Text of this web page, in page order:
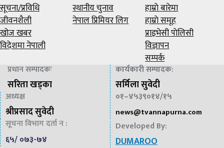
सूचना/प्रविधि
जीवनशैली
खोज खबर
विदेशमा नेपाली
स्थानीय चुनाव
नेपाल प्रिमियर लिग
हाम्राे बारेमा
हाम्राे समूह
प्राइभेसी पाेलिसी
विज्ञापन
सम्पर्क
प्रधान सम्पादकः
सरिता खड्का
कार्यकारी सम्पादक:
सर्मिला सुवेदी
अध्यक्ष
श्रीप्रसाद सुवेदी
०१–४५३९०१४/१५
news@tvannapurna.com
सूचना विभाग दर्ता न :
६५/ ०७३-७४
Developed By:
DUMAROO